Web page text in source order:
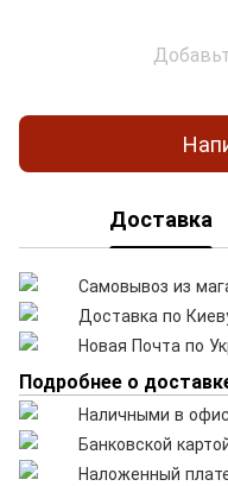
Доставка
Самовывоз из
Доставка по
Новая Почта по
Подробнее о
Наличными в
Банковской
Наложенный